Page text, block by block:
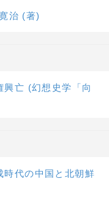
治 (著)
亡 (幻想史学「向
代の中国と北朝鮮